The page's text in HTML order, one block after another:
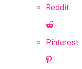
Reddit
Pinterest